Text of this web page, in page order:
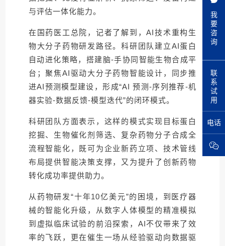
我
要
咨
询
联
系
试
用
电话
与评估一体化能力。
在国药医工总院，记者了解到，AI技术重构生
物大分子药物研发路径。科研团队建立AI蛋白
自动进化策略，搭建脑-手协同智能生物合成平
台；聚焦AI驱动大分子药物智能设计，同步推
进AI预测模型建设，形成“AI 预测-序列推荐-机
器实验-数据反馈-模型迭代”的闭环模式。
科研团队方面表示，这样的模式实现目标蛋白
挖掘、生物催化剂筛选、复杂药物分子合成全
流程智能化，既可为企业新药立项、技术管线
布局提供智能决策支撑，又为提升了创新药物
转化成功率提供助力。
从药物研发“十年10亿美元”的困境，到医疗器
械的智能化升级，从数字人体模型的精准模拟
到虚拟临床试验的前沿探索，AI不仅带来了效
率的飞跃，更在催生一场从经验驱动向数据驱